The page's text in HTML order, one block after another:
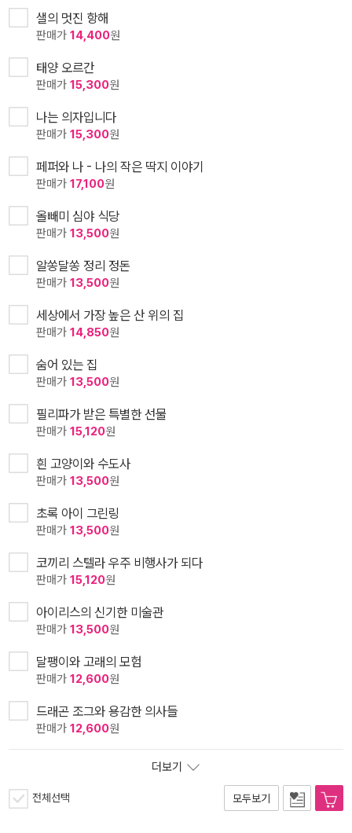
샐의 멋진 항해
판매가 14,400원
태양 오르간
판매가 15,300원
나는 의자입니다
판매가 15,300원
페퍼와 나 - 나의 작은 딱지 이야기
판매가 17,100원
올빼미 심야 식당
판매가 13,500원
알쏭달쏭 정리 정돈
판매가 13,500원
세상에서 가장 높은 산 위의 집
판매가 14,850원
숨어 있는 집
판매가 13,500원
필리파가 받은 특별한 선물
판매가 15,120원
흰 고양이와 수도사
판매가 13,500원
초록 아이 그린링
판매가 13,500원
코끼리 스텔라 우주 비행사가 되다
판매가 15,120원
아이리스의 신기한 미술관
판매가 13,500원
달팽이와 고래의 모험
판매가 12,600원
드래곤 조그와 용감한 의사들
판매가 12,600원
더보기
전체선택 모두보기